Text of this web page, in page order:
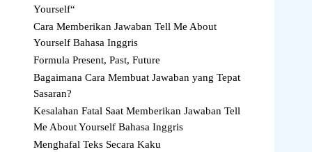
Yourself“
Cara Memberikan Jawaban Tell Me About
Yourself Bahasa Inggris
Formula Present, Past, Future
Bagaimana Cara Membuat Jawaban yang Tepat
Sasaran?
Kesalahan Fatal Saat Memberikan Jawaban Tell
Me About Yourself Bahasa Inggris
Menghafal Teks Secara Kaku